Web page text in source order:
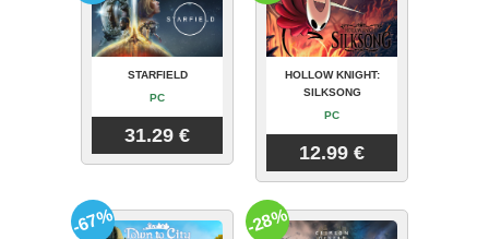
STARFIELD
PC
31.29 €
HOLLOW KNIGHT:
SILKSONG
PC
12.99 €
-67% -28%